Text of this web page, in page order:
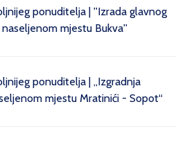
ponuditelja | ''Izrada glavnog
mjestu Bukva''
ponuditelja | „Izgradnja
mjestu Mratinići - Sopot“